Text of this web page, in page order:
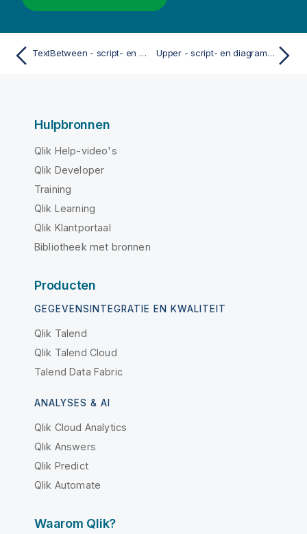
TextBetween - script- en diagramfunctie Upper - script- en diagramfunctie
Hulpbronnen
Qlik Help-video's
Qlik Developer
Training
Qlik Learning
Qlik Klantportaal
Bibliotheek met bronnen
Producten
GEGEVENSINTEGRATIE EN KWALITEIT
Qlik Talend
Qlik Talend Cloud
Talend Data Fabric
ANALYSES & AI
Qlik Cloud Analytics
Qlik Answers
Qlik Predict
Qlik Automate
Waarom Qlik?